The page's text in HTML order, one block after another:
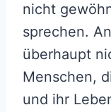
nicht
sprechen.
überhaupt
Menschen,
und ihr